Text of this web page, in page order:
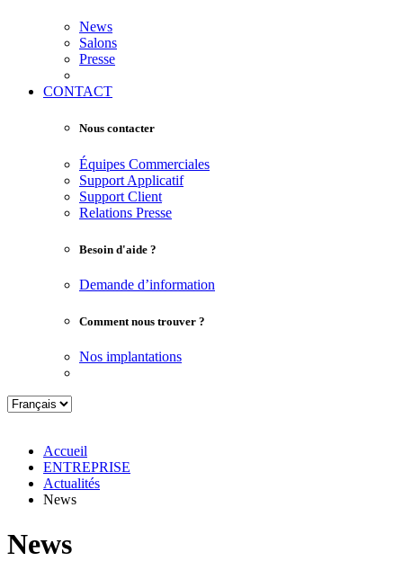
News
Salons
Presse
CONTACT
Nous contacter
Équipes Commerciales
Support Applicatif
Support Client
Relations Presse
Besoin d'aide ?
Demande d’information
Comment nous trouver ?
Nos implantations
Accueil
ENTREPRISE
Actualités
News
News